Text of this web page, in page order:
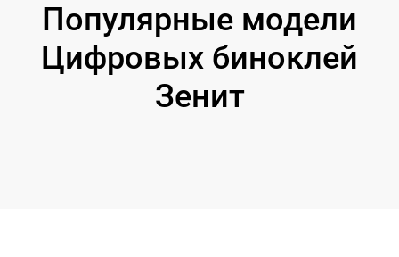
Популярные модели
Цифровых биноклей
Зенит